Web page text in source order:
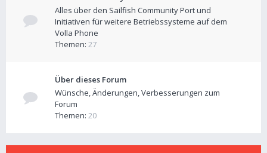
Alles über den Sailfish Community Port und
Initiativen für weitere Betriebssysteme auf dem
Volla Phone
Themen: 27
Über dieses Forum
Wünsche, Änderungen, Verbesserungen zum
Forum
Themen: 20